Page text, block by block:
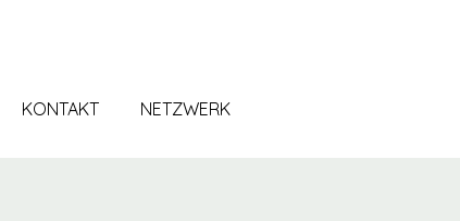
KONTAKT NETZWERK